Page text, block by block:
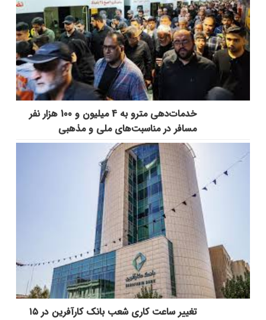
خدمات‌دهي مترو به 4 ميليون و 100 هزار نفر
مسافر در مناسبت‌هاي ملي و مذهبي
تغییر ساعت کاری شعب بانک کارآفرین در ۱۵